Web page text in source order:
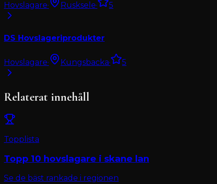
Hovslagare· Rusksele· 5
DS Hovslageriprodukter
Hovslagare· Kungsbacka· 5
Relaterat innehåll
Topplista
Topp 10 hovslagare i skane lan
Se de bäst rankade i regionen